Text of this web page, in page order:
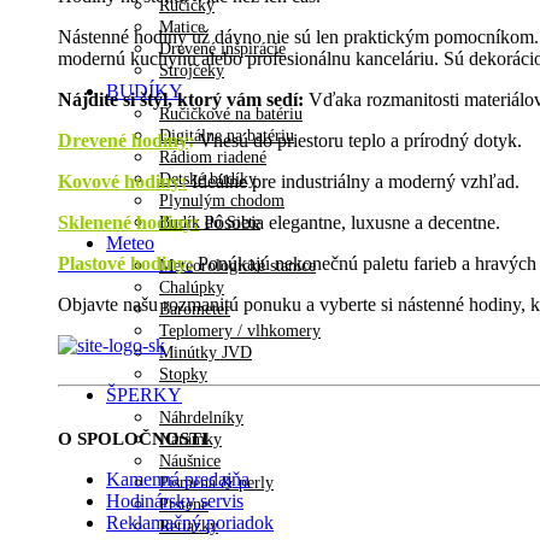
Ručičky
Matice
Drevené inšpirácie
Strojčeky
BUDÍKY
Ručičkové na batériu
Digitálne na batériu
Rádiom riadené
Detské budíky
Plynulým chodom
Budík do Siete
Meteo
Meteorologické stanice
Chalúpky
Barometer
Teplomery / vlhkomery
Minútky JVD
Stopky
ŠPERKY
Náhrdelníky
Náramky
Náušnice
Písmená & perly
Prstene
Retiazky
Nástenné hodiny už dávno nie sú len praktickým
modernú kuchyňu alebo profesionálnu kanceláriu. Sú
Nájdite si štýl, ktorý vám sedí: Vďaka rozmanitosti
Drevené hodiny:Vnesú do priestoru teplo a prírodný dotyk.
Kovové hodiny:Ideálne pre industriálny a moderný vzhľad.
Sklenené hodiny:Pôsobia elegantne, luxusne a decentne.
Plastové hodiny:Ponúkajú nekonečnú paletu farieb a
Objavte našu rozmanitú ponuku a vyberte si nástenné hodiny,
O SPOLOČNOSTI
Kamenná predajňa
Hodinársky servis
Reklamačný poriadok